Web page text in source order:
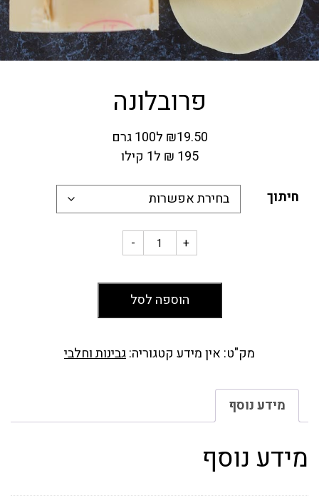
פרובלונה
₪19.50
ל100 גרם
195
₪ ל1 קילו
חיתוך
- +
הוספה לסל
מק"ט: אין מידע קטגוריה:גבינות וחלבי
מידע נוסף
מידע נוסף